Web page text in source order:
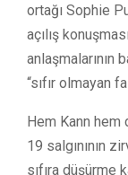
ortağı Sophie
açılış
anlaşmalarının
“sıfır olmayan
Hem Kann hem
19 salgınının
sıfıra düşürme